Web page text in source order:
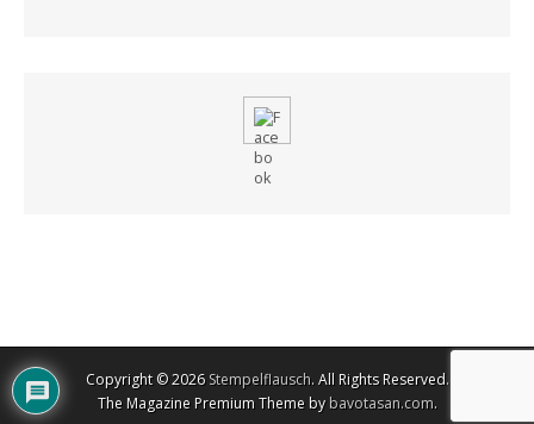
Copyright © 2026Stempelflausch. All Rights Reserved.
The Magazine Premium Theme bybavotasan.com.